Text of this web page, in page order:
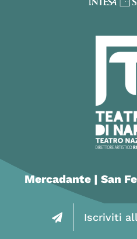
Mercadante | San
Iscriviti